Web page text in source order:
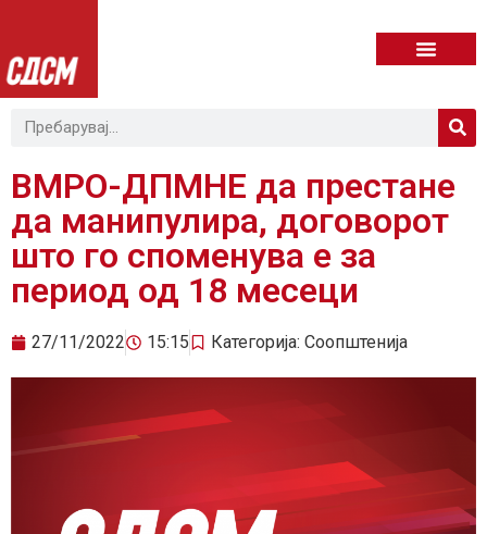
ВМРО-ДПМНЕ да престане
да манипулира, договорот
што го споменува е за
период од 18 месеци
27/11/2022 15:15 Категорија: Соопштенија